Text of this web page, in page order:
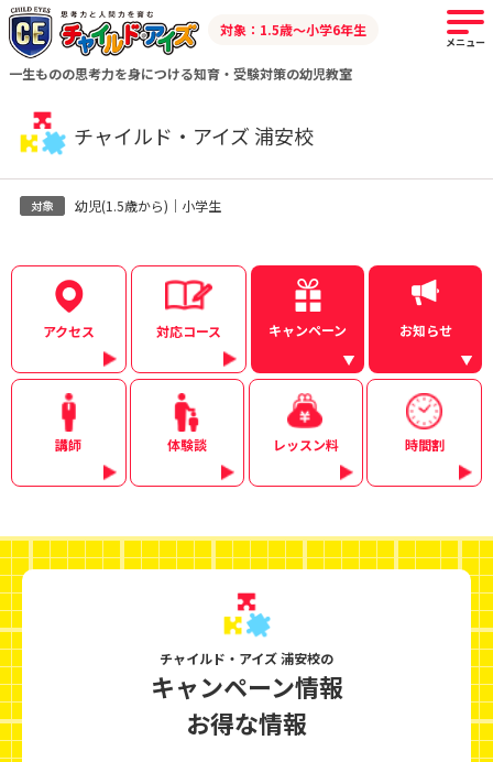
一生ものの思考力を身につける知育・受験対策の幼児教室
対象：1.5歳～小学6年生
メニュー
チャイルド・アイズ 浦安校
幼児(1.5歳から)｜小学生
アクセス 対応コース キャンペーン お知らせ
講師 体験談 レッスン料 時間割
チャイルド・アイズ 浦安校の
キャンペーン情報
お得な情報